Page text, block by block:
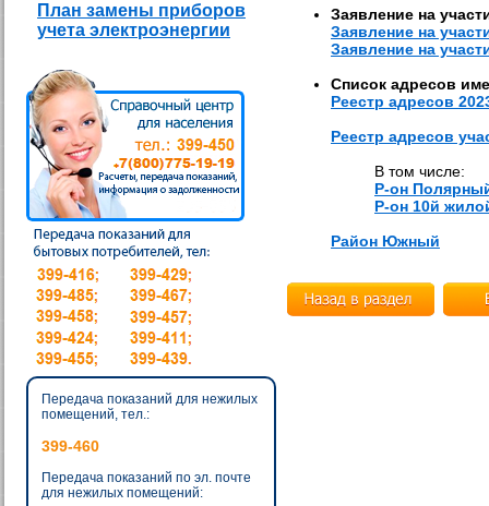
План замены приборов
учета электроэнергии
Передача показаний для нежилых
помещений, тел.:
399-460
Передача показаний по эл. почте
для нежилых помещений:
Заявление на
Заявление на
Заявление на
Список адресов
Реестр адресов
Реестр адресов
В том числе:
Р-он
Р-он 10й
Район Южный